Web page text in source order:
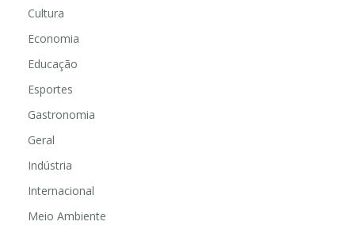
Cultura
Economia
Educação
Esportes
Gastronomia
Geral
Indústria
Internacional
Meio Ambiente